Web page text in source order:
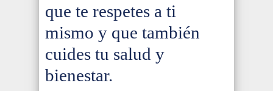
que te respetes a ti
mismo y que también
cuides tu salud y
bienestar.